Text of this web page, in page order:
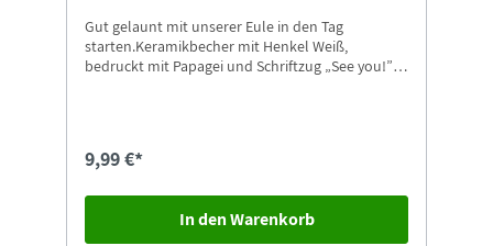
Gut gelaunt mit unserer Eule in den Tag
starten.Keramikbecher mit Henkel Weiß,
bedruckt mit Papagei und Schriftzug „See you!” in
9,99 €*
In den Warenkorb